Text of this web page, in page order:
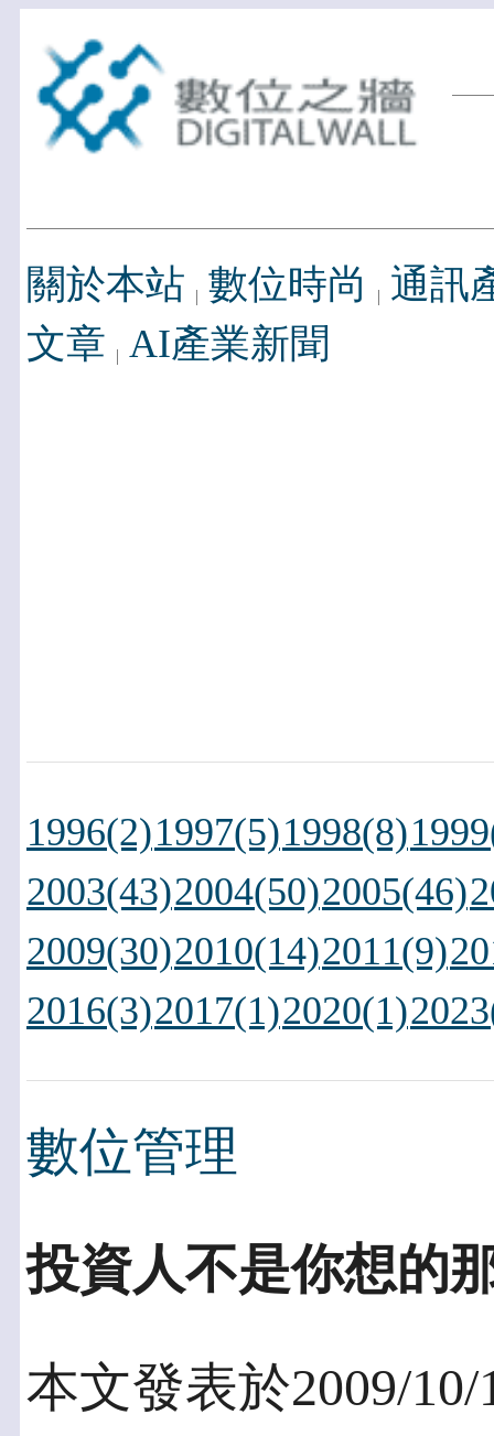
關於本站 數位時尚
通訊
文章 AI產業新聞
1996(2)1997(5)1998(8)
2003(43)2004(50)2005(46)
2009(30)2010(14)2011(9)
2016(3)2017(1)2020(1)
數位管理
投資人不是你想的
本文發表於2009/10/